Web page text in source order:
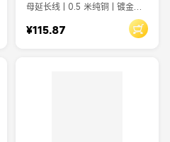
母延长线 | 0.5 米纯铜 | 镀金，
适用于 RS232/485/422 工业
设备
¥115.87